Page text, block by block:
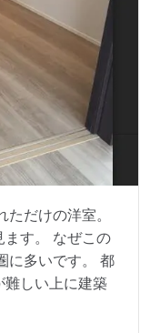
だけの洋室。
ます。 なぜこの
に多いです。 都
難しい上に建築